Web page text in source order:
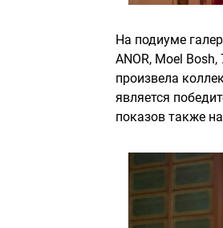
На подиуме
ANOR, Moel
произвела
является
показов также